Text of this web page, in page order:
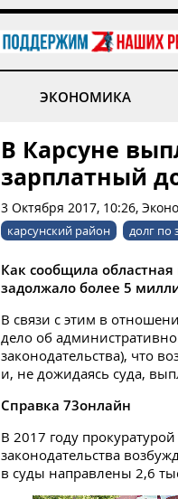
ЭКОНОМИКА
В Карсуне
зарплатный
3 Октября 2017, 10:26,
карсунский район долг по
Как сообщила
задолжало более 5
В связи с этим в
дело об
законодательства), что
и, не дожидаясь суда,
Справка 73онлайн
В 2017 году
законодательства
в суды направлены 2,6